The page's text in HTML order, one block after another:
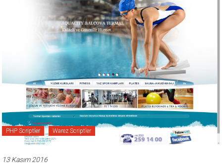
PHP Scriptler Warez Scriptler
13 Kasım 2016